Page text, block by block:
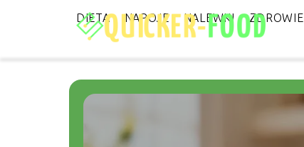
DIETA NAPOJE NALEWKI ZDROWIE